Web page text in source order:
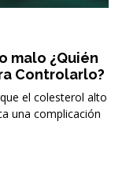
malo ¿Quién
Controlarlo?
el colesterol alto
una complicación